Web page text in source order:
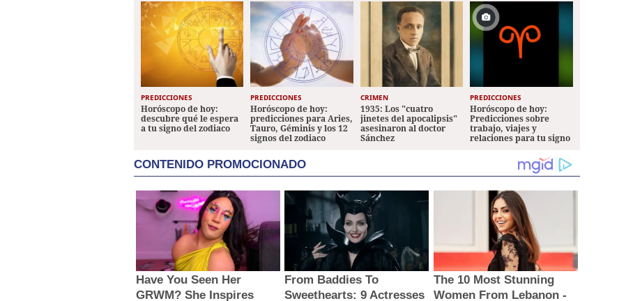
PREDICCIONES
Horóscopo de hoy:
descubre qué le espera
a tu signo del zodiaco
PREDICCIONES
Horóscopo de hoy:
predicciones para Aries,
Tauro, Géminis y los 12
signos del zodiaco
CRIMEN
1935: Los "cuatro
jinetes del apocalipsis"
asesinaron al doctor
Sánchez
PREDICCIONES
Horóscopo de hoy:
Predicciones sobre
trabajo, viajes y
relaciones para tu signo
CONTENIDO PROMOCIONADO
Have You Seen Her
GRWM? She Inspires
From Baddies To
Sweethearts: 9 Actresses
The 10 Most Stunning
Women From Lebanon -